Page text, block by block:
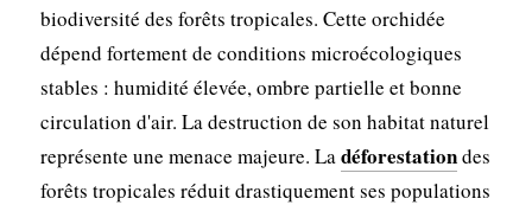
biodiversité des forêts tropicales. Cette orchidée
dépend fortement de conditions microécologiques
stables : humidité élevée, ombre partielle et bonne
circulation d'air. La destruction de son habitat naturel
représente une menace majeure. Ladéforestationdes
forêts tropicales réduit drastiquement ses populations